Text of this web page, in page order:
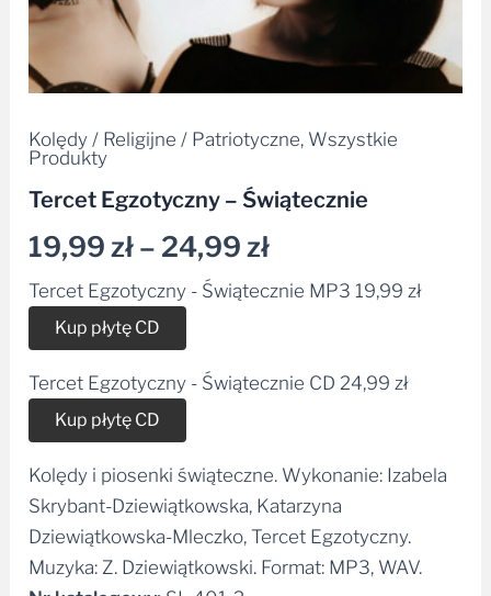
Kolędy / Religijne / Patriotyczne, Wszystkie
Produkty
Tercet Egzotyczny – Świątecznie
19,99zł– 24,99zł
Tercet Egzotyczny - Świątecznie MP3 19,99zł
Kup płytę CD
Tercet Egzotyczny - Świątecznie CD 24,99zł
Kup płytę CD
Kolędy i piosenki świąteczne. Wykonanie: Izabela
Skrybant-Dziewiątkowska, Katarzyna
Dziewiątkowska-Mleczko, Tercet Egzotyczny.
Muzyka: Z. Dziewiątkowski. Format: MP3, WAV.